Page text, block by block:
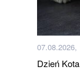
07.08.2026,
Dzień